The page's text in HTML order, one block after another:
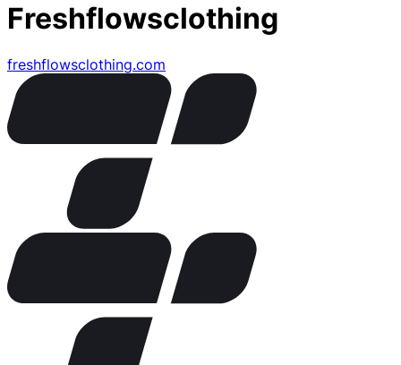
Freshflowsclothing
freshflowsclothing.com